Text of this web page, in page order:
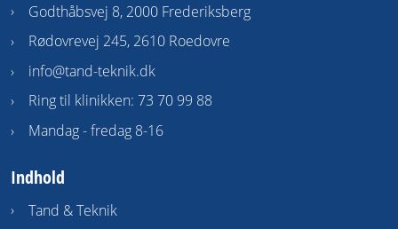
Godthåbsvej 8, 2000 Frederiksberg
Rødovrevej 245, 2610 Roedovre
info@tand-teknik.dk
Ring til klinikken: 73 70 99 88
Mandag - fredag 8-16
Indhold
Tand & Teknik